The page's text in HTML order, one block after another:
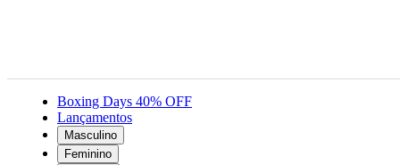
Boxing Days 40% OFF
Lançamentos
Masculino
Feminino
Acessórios